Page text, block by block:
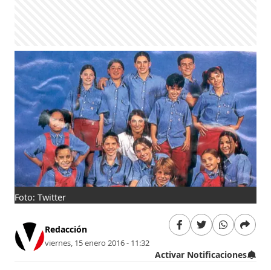
Foto: Twitter
Redacción
viernes, 15 enero 2016 - 11:32
Activar Notificaciones